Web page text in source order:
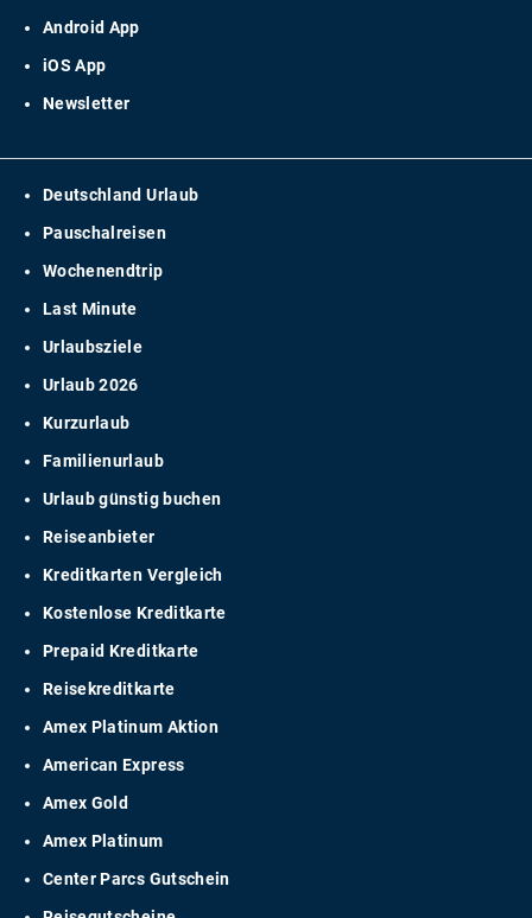
Android App
iOS App
Newsletter
Deutschland Urlaub
Pauschalreisen
Wochenendtrip
Last Minute
Urlaubsziele
Urlaub 2026
Kurzurlaub
Familienurlaub
Urlaub günstig buchen
Reiseanbieter
Kreditkarten Vergleich
Kostenlose Kreditkarte
Prepaid Kreditkarte
Reisekreditkarte
Amex Platinum Aktion
American Express
Amex Gold
Amex Platinum
Center Parcs Gutschein